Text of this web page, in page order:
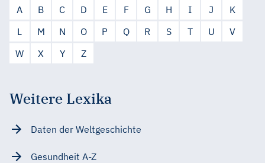
A B C D E F G H I J
K
L
M N O P Q R S T U
V
W
X Y Z
Weitere Lexika
Daten der Weltgeschichte
Gesundheit A-Z